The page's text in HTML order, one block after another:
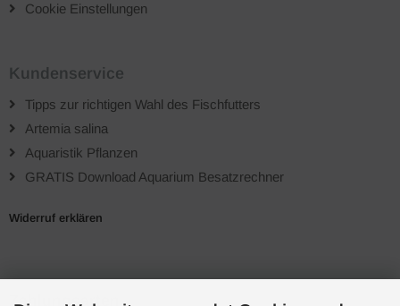
Cookie Einstellungen
Kundenservice
Tipps zur richtigen Wahl des Fischfutters
Artemia salina
Aquaristik Pflanzen
GRATIS Download Aquarium Besatzrechner
Widerruf erklären
Zahlungsarten